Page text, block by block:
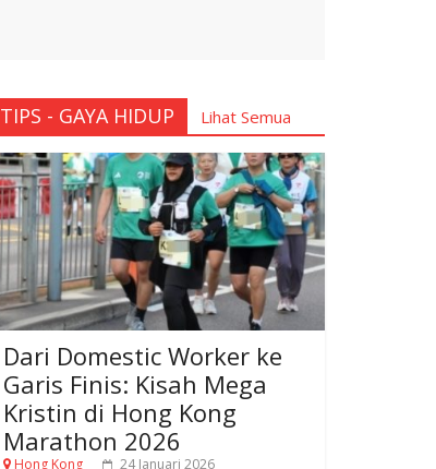
TIPS - GAYA HIDUP Lihat Semua
Dari Domestic Worker ke
Garis Finis: Kisah Mega
Kristin di Hong Kong
Marathon 2026
Hong Kong
24 Januari 2026